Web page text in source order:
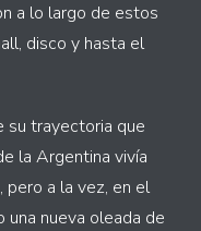
a lo largo de estos
disco y hasta el
su trayectoria que
la Argentina vivía
pero a la vez, en el
nueva oleada de